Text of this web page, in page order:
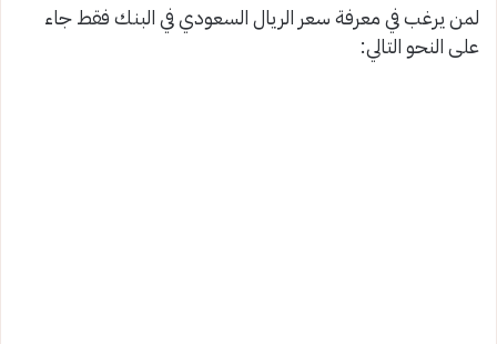
لمن يرغب في معرفة سعر الريال السعودي في البنك فقط جاء
على النحو التالي: